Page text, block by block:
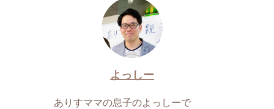
よっしー
ありすママの息子のよっしーで